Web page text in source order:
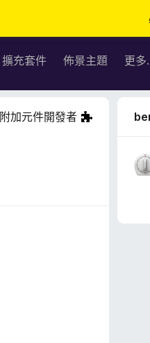
擴充套件 佈景主題 更
附加元件開發者